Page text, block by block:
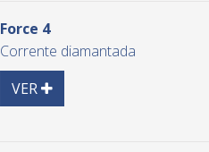
Force 4
Corrente diamantada
VER
Detail